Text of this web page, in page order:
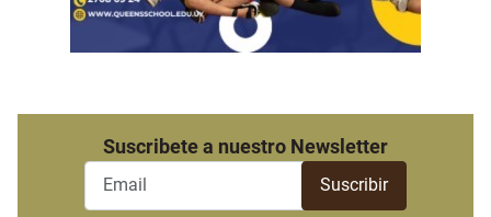
Suscribete a nuestro Newsletter